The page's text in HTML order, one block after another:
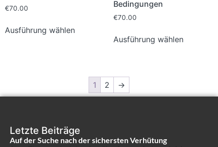
€70.00
Ausführung wählen
Bedingungen
€70.00
Ausführung wählen
1 2 →
Letzte Beiträge
Auf der Suche nach der sichersten Verhütung